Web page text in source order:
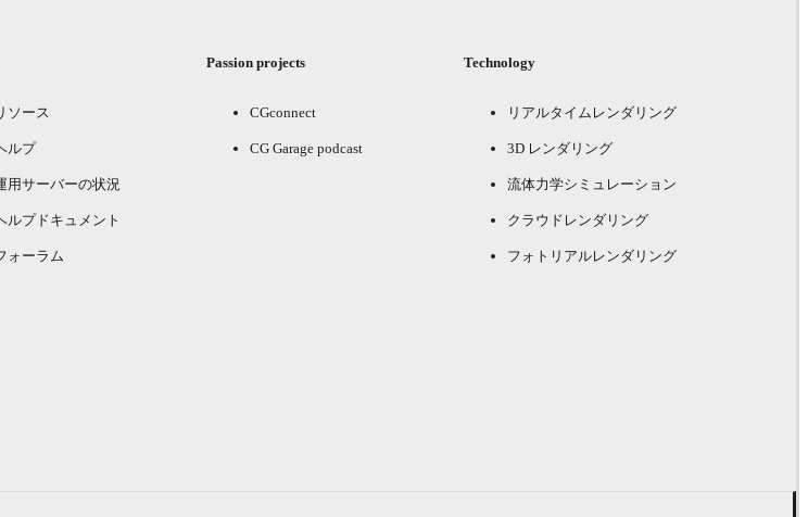
ソース
ルプ
用サーバーの状況
ルプドキュメント
ォーラム
Passion projects
CGconnect
CG Garage podcast
Technology
リアルタイムレンダリング
3D レンダリング
流体力学シミュレーション
クラウドレンダリング
フォトリアルレンダリング